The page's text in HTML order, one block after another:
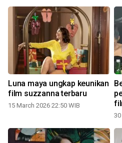
Luna maya ungkap keunikan
film suzzanna terbaru
15 March 2026 22:50 WIB
30